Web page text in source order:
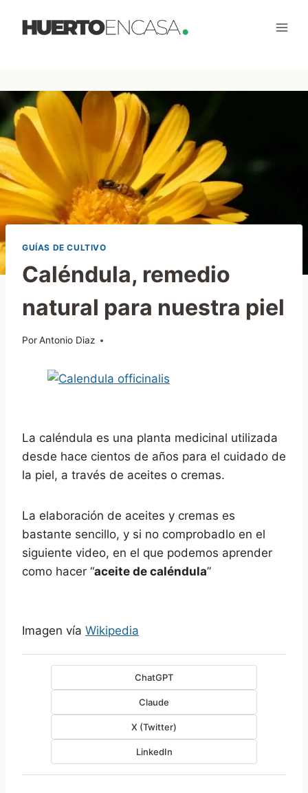
GUÍAS DE CULTIVO
Caléndula, remedio
natural para nuestra piel
PorAntonio Diaz
25/11/2011
La caléndula es una planta medicinal utilizada
desde hace cientos de años para el cuidado de
la piel, a través de aceites o cremas.
La elaboración de aceites y cremas es
bastante sencillo, y si no comprobadlo en el
siguiente video, en el que podemos aprender
como hacer “aceite de caléndula”
Imagen vía Wikipedia
ChatGPT
Claude
X (Twitter)
LinkedIn